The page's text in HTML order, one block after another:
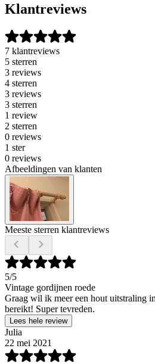
Klantreviews
7 klantreviews
5 sterren
3 reviews
4 sterren
3 reviews
3 sterren
1 review
2 sterren
0 reviews
1 ster
0 reviews
Afbeeldingen van klanten
Meeste sterren klantreviews
5/5
Vintage gordijnen roede
Graag wil ik meer een hout uitstraling
bereikt! Super tevreden.
Lees hele review
Julia
22 mei 2021